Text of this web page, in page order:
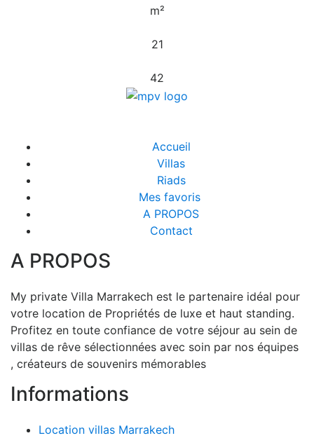
m²
21
42
Accueil
Villas
Riads
Mes favoris
A PROPOS
Contact
A PROPOS
My private Villa Marrakech est le partenaire idéal pour
votre location de Propriétés de luxe et haut standing.
Profitez en toute confiance de votre séjour au sein de
villas de rêve sélectionnées avec soin par nos équipes
, créateurs de souvenirs mémorables
Informations
Location villas Marrakech